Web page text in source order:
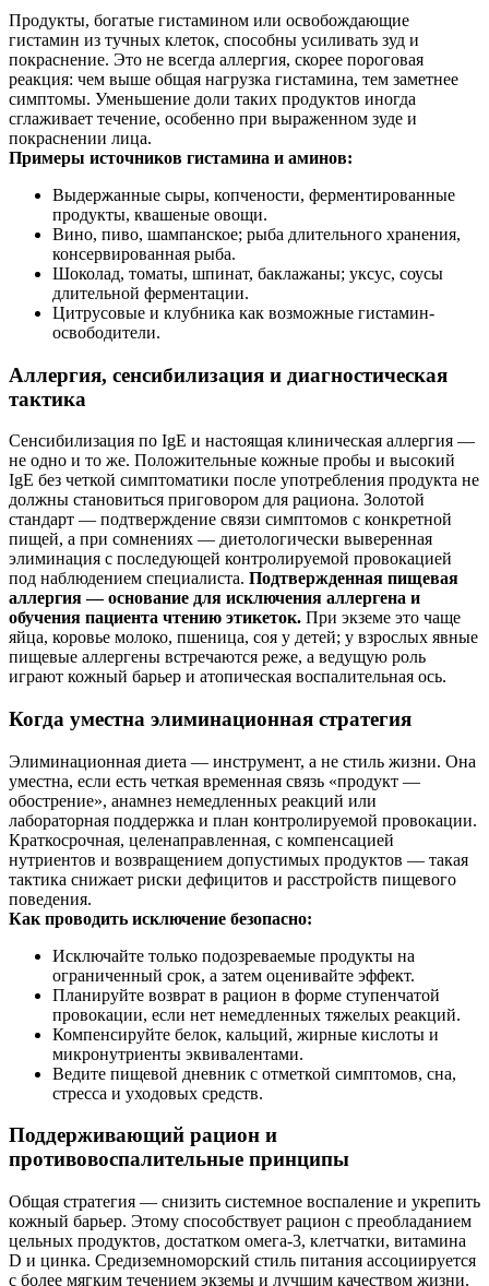
Продукты, богатые гистамином или освобождающие
гистамин из тучных клеток, способны усиливать зуд и
покраснение. Это не всегда аллергия, скорее пороговая
реакция: чем выше общая нагрузка гистамина, тем заметнее
симптомы. Уменьшение доли таких продуктов иногда
сглаживает течение, особенно при выраженном зуде и
покраснении лица.
Примеры источников гистамина и аминов:
Выдержанные сыры, копчености, ферментированные
продукты, квашеные овощи.
Вино, пиво, шампанское; рыба длительного хранения,
консервированная рыба.
Шоколад, томаты, шпинат, баклажаны; уксус, соусы
длительной ферментации.
Цитрусовые и клубника как возможные гистамин-
освободители.
Аллергия, сенсибилизация и диагностическая
тактика
Сенсибилизация по IgE и настоящая клиническая аллергия —
не одно и то же. Положительные кожные пробы и высокий
IgE без четкой симптоматики после употребления продукта не
должны становиться приговором для рациона. Золотой
стандарт — подтверждение связи симптомов с конкретной
пищей, а при сомнениях — диетологически выверенная
элиминация с последующей контролируемой провокацией
под наблюдением специалиста. Подтвержденная пищевая
аллергия — основание для исключения аллергена и
обучения пациента чтению этикеток. При экземе это чаще
яйца, коровье молоко, пшеница, соя у детей; у взрослых явные
пищевые аллергены встречаются реже, а ведущую роль
играют кожный барьер и атопическая воспалительная ось.
Когда уместна элиминационная стратегия
Элиминационная диета — инструмент, а не стиль жизни. Она
уместна, если есть четкая временная связь «продукт —
обострение», анамнез немедленных реакций или
лабораторная поддержка и план контролируемой провокации.
Краткосрочная, целенаправленная, с компенсацией
нутриентов и возвращением допустимых продуктов — такая
тактика снижает риски дефицитов и расстройств пищевого
поведения.
Как проводить исключение безопасно:
Исключайте только подозреваемые продукты на
ограниченный срок, а затем оценивайте эффект.
Планируйте возврат в рацион в форме ступенчатой
провокации, если нет немедленных тяжелых реакций.
Компенсируйте белок, кальций, жирные кислоты и
микронутриенты эквивалентами.
Ведите пищевой дневник с отметкой симптомов, сна,
стресса и уходовых средств.
Поддерживающий рацион и
противовоспалительные принципы
Общая стратегия — снизить системное воспаление и укрепить
кожный барьер. Этому способствует рацион с преобладанием
цельных продуктов, достатком омега‑3, клетчатки, витамина
D и цинка. Средиземноморский стиль питания ассоциируется
с более мягким течением экземы и лучшим качеством жизни.